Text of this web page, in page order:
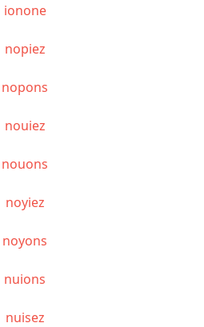
ionone
nopiez
nopons
nouiez
nouons
noyiez
noyons
nuions
nuisez